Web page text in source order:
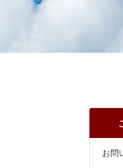
お問